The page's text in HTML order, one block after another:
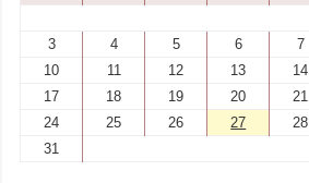
3
4 5 6 7
10
11 12 13 14
17
18 19 20 21
24
25 26 27 28
31